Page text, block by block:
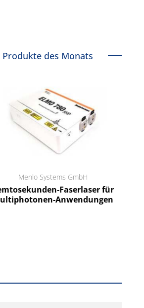
Produkte des Monats
Menlo Systems GmbH
Faserlaser für
Anwendungen